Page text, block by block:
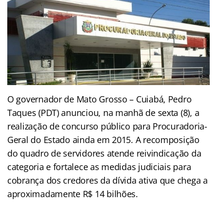
O governador de Mato Grosso – Cuiabá, Pedro
Taques (PDT) anunciou, na manhã de sexta (8), a
realização de concurso público para Procuradoria-
Geral do Estado ainda em 2015. A recomposição
do quadro de servidores atende reivindicação da
categoria e fortalece as medidas judiciais para
cobrança dos credores da dívida ativa que chega a
aproximadamente R$ 14 bilhões.